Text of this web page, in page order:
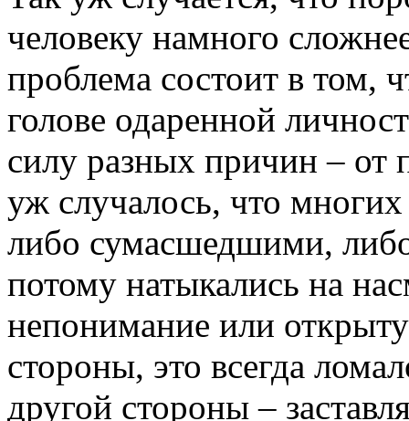
человеку намного
проблема состоит в том,
голове одаренной
силу разных причин – от
уж случалось, что
либо сумасшедшими,
потому натыкались на
непонимание или
стороны, это всегда
другой стороны –